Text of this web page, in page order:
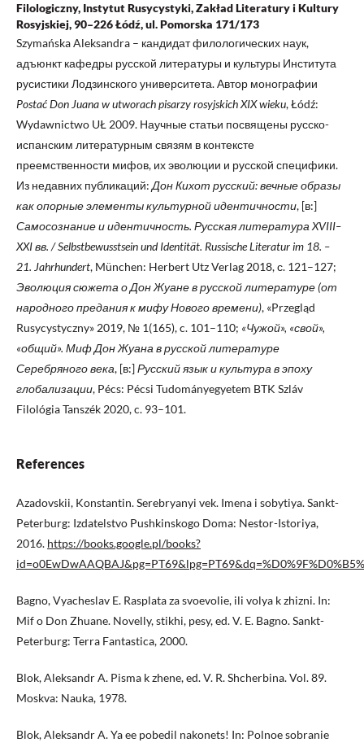
Filologiczny, Instytut Rusycystyki, Zakład Literatury i Kultury
Rosyjskiej, 90–226 Łódź, ul. Pomorska 171/173
Szymańska Aleksandra – кандидат филологических наук,
адъюнкт кафедры русской литературы и культуры Института
русистики Лодзинского университета. Автор монографии
Postać Don Juana w utworach pisarzy rosyjskich XIX wieku, Łódź:
Wydawnictwo UŁ 2009. Научные статьи посвящены русско-
испанским литературным связям в контексте
преемственности мифов, их эволюции и русской специфики.
Из недавних публикаций: Дон Кихот русский: вечные образы
как опорные элементы культурной идентичности, [в:]
Самосознание и идентичность. Русская литература XVIII–
XXI вв. / Selbstbewusstsein und Identität. Russische Literatur im 18. –
21. Jahrhundert, München: Herbert Utz Verlag 2018, с. 121–127;
Эволюция сюжета о Дон Жуане в русской литературе (от
народного предания к мифу Нового времени), «Przegląd
Rusycystyczny» 2019, № 1(165), c. 101–110; «Чужой», «свой»,
«общий». Миф Дон Жуана в русской литературе
Серебряного века, [в:]Русский язык и культура в эпоху
глобализации, Pécs: Pécsi Tudományegyetem BTK Szláv
Filológia Tanszék 2020, c. 93–101.
References
Azadovskii, Konstantin. Serebryanyi vek. Imena i sobytiya. Sankt-
Peterburg: Izdatelstvo Pushkinskogo Doma: Nestor-Istoriya,
2016. https://books.google.pl/books?
Bagno, Vyacheslav E. Rasplata za svoevolie, ili volya k zhizni. In:
Mif o Don Zhuane. Novelly, stikhi, pesy, ed. V. E. Bagno. Sankt-
Peterburg: Terra Fantastica, 2000.
Blok, Aleksandr A. Pisma k zhene, ed. V. R. Shcherbina. Vol. 89.
Moskva: Nauka, 1978.
Blok, Aleksandr A. Ya ee pobedil nakonets! In: Polnoe sobranie